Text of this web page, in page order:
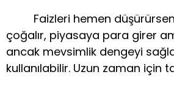
Faizleri hemen
çoğalır, piyasaya para girer
ancak mevsimlik dengeyi
kullanılabilir. Uzun zaman için